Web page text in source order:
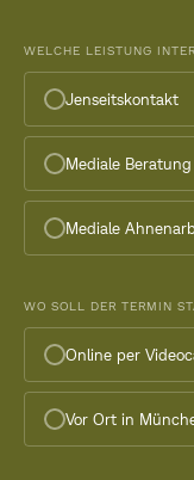
WELCHE LEISTUNG
Jenseitskontakt
Mediale Beratung
Mediale
WO SOLL DER TERMIN
Online per
Vor Ort in